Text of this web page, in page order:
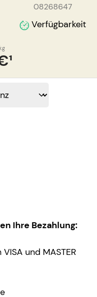
08268647
Verfügbarkeit
¹
Ihre Bezahlung:
und MASTER